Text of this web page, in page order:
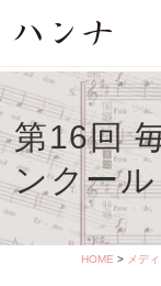
第16回
ンクール
HOME > メデ